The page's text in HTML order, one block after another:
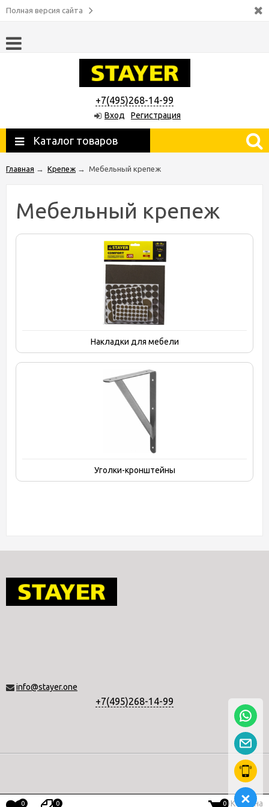
Полная версия сайта
+7(495)268-14-99
Вход Регистрация
Каталог товаров
Главная → Крепеж → Мебельный крепеж
Мебельный крепеж
Накладки для мебели
Уголки-кронштейны
info@stayer.one
+7(495)268-14-99
0 0 0 Корзина